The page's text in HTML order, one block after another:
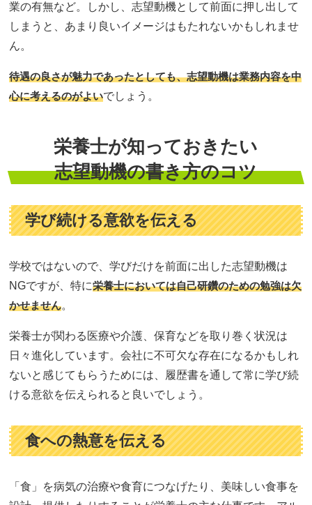
業の有無など。しかし、志望動機として前面に押し出して
しまうと、あまり良いイメージはもたれないかもしれませ
ん。
待遇の良さが魅力であったとしても、志望動機は業務内容を中
心に考えるのがよいでしょう。
栄養士が知っておきたい
志望動機の書き方のコツ
学び続ける意欲を伝える
学校ではないので、学びだけを前面に出した志望動機は
NGですが、特に栄養士においては自己研鑽のための勉強は欠
かせません。
栄養士が関わる医療や介護、保育などを取り巻く状況は
日々進化しています。会社に不可欠な存在になるかもしれ
ないと感じてもらうためには、履歴書を通して常に学び続
ける意欲を伝えられると良いでしょう。
食への熱意を伝える
「食」を病気の治療や食育につなげたり、美味しい食事を